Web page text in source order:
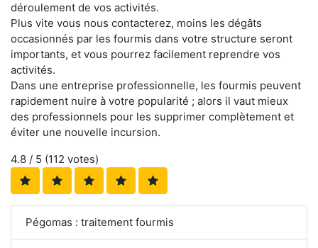
déroulement de vos activités.
Plus vite vous nous contacterez, moins les dégâts
occasionnés par les fourmis dans votre structure seront
importants, et vous pourrez facilement reprendre vos
activités.
Dans une entreprise professionnelle, les fourmis peuvent
rapidement nuire à votre popularité ; alors il vaut mieux
des professionnels pour les supprimer complètement et
éviter une nouvelle incursion.
4.8 / 5 (112 votes)
Pégomas : traitement fourmis